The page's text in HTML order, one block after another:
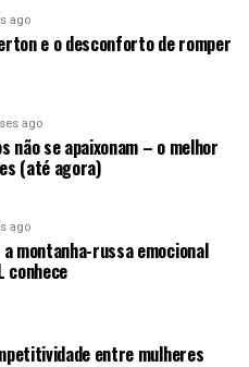
ago
e o desconforto de romper
ago
não se apaixonam – o melhor
(até agora)
ago
montanha-russa emocional
conhece
entre mulheres